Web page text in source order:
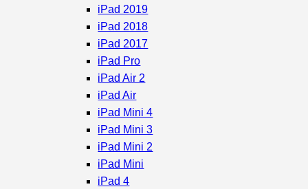
iPad 2019
iPad 2018
iPad 2017
iPad Pro
iPad Air 2
iPad Air
iPad Mini 4
iPad Mini 3
iPad Mini 2
iPad Mini
iPad 4